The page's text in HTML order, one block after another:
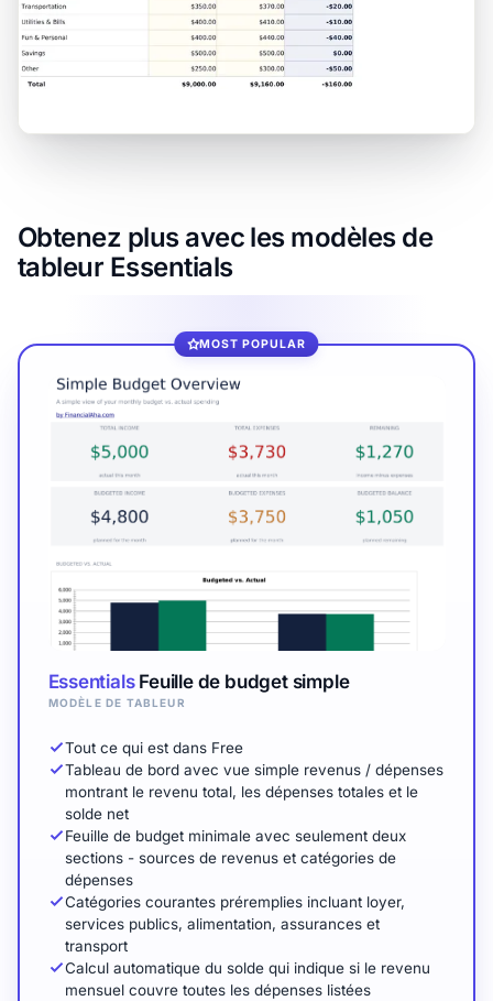
Obtenez plus avec les modèles de
tableur Essentials
MOST POPULAR
EssentialsFeuille de budget simple
MODÈLE DE TABLEUR
Tout ce qui est dans Free
Tableau de bord avec vue simple revenus / dépenses
montrant le revenu total, les dépenses totales et le
solde net
Feuille de budget minimale avec seulement deux
sections - sources de revenus et catégories de
dépenses
Catégories courantes préremplies incluant loyer,
services publics, alimentation, assurances et
transport
Calcul automatique du solde qui indique si le revenu
mensuel couvre toutes les dépenses listées